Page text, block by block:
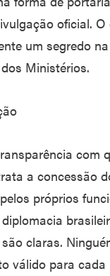
oficial.
um segredo na
Ministérios.
com
a concessão
próprios
claras.
válido para cada